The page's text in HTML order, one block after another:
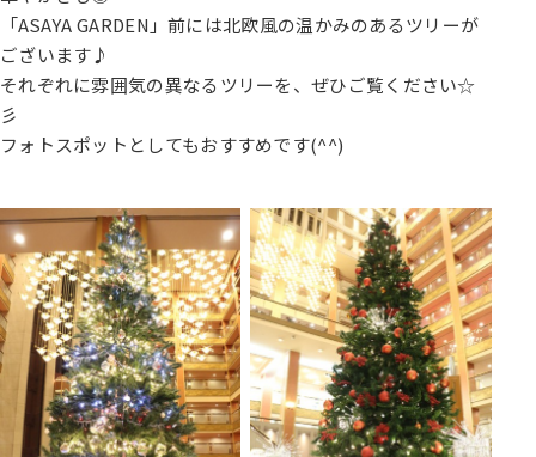
「ASAYA GARDEN」前には北欧風の温かみのあるツリーが
ございます♪
それぞれに雰囲気の異なるツリーを、ぜひご覧ください☆
彡
フォトスポットとしてもおすすめです(^^)